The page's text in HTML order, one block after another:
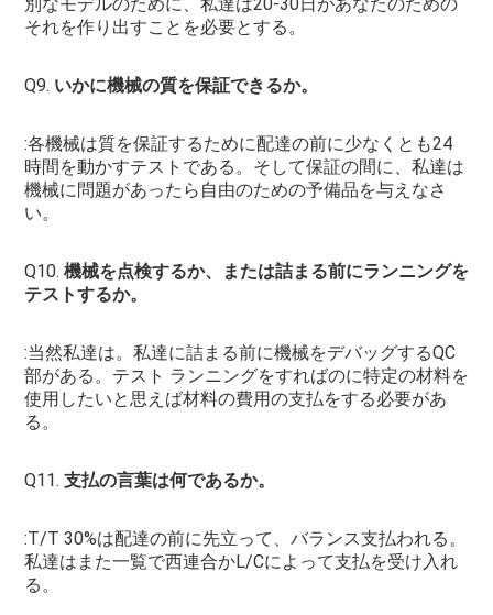
それを作り出すことを必要とする。
Q9. いかに機械の質を保証できるか。
:各機械は質を保証するために配達の前に少なくとも24
時間を動かすテストである。そして保証の間に、私達は
機械に問題があったら自由のための予備品を与えなさ
い。
Q10. 機械を点検するか、または詰まる前にランニングを
テストするか。
:当然私達は。私達に詰まる前に機械をデバッグするQC
部がある。テスト ランニングをすればのに特定の材料を
使用したいと思えば材料の費用の支払をする必要があ
る。
Q11. 支払の言葉は何であるか。
:T/T 30%は配達の前に先立って、バランス支払われる。
私達はまた一覧で西連合かL/Cによって支払を受け入れ
る。